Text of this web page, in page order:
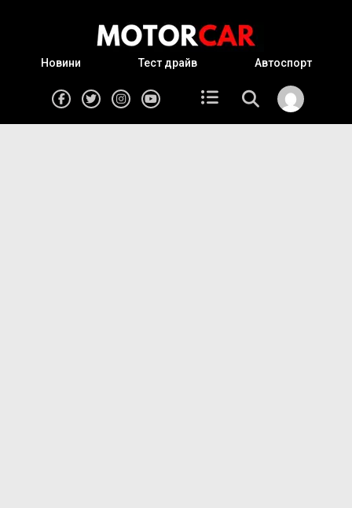
Новини Тест драйв Автоспорт